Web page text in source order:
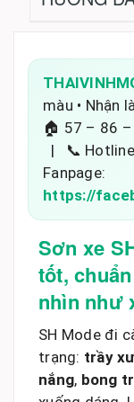
màu • Nhận
🏠 57 – 86
| 📞
Fanpage:
https://
Sơn xe
tốt,
nhìn như
SH Mode đi
trạng: trầy
nắng, bong